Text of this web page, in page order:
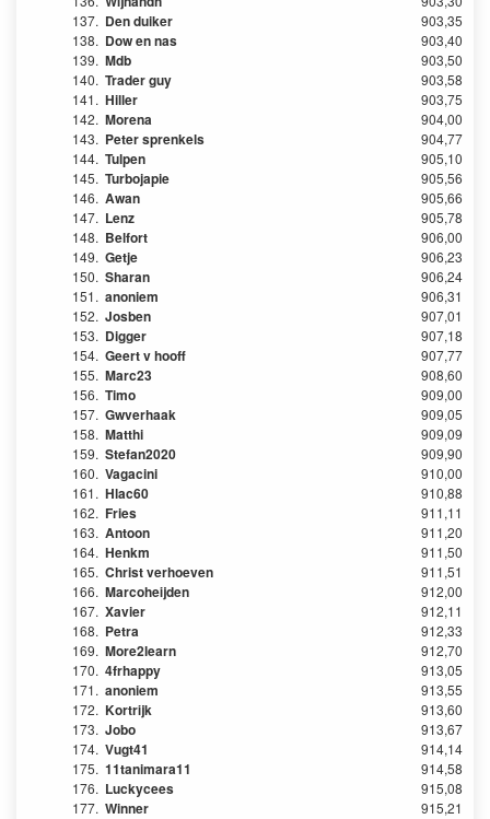
137. Den duiker
903,35
138. Dow en nas
903,40
139. Mdb
903,50
140. Trader guy
903,58
141. Hiller
903,75
142. Morena
904,00
143. Peter sprenkels
904,77
144. Tulpen
905,10
145. Turbojapie
905,56
146. Awan
905,66
147. Lenz
905,78
148. Belfort
906,00
149. Getje
906,23
150. Sharan
906,24
151. anoniem
906,31
152. Josben
907,01
153. Digger
907,18
154. Geert v hooff
907,77
155. Marc23
908,60
156. Timo
909,00
157. Gwverhaak
909,05
158. Matthi
909,09
159. Stefan2020
909,90
160. Vagacini
910,00
161. Hlac60
910,88
162. Fries
911,11
163. Antoon
911,20
164. Henkm
911,50
165. Christ verhoeven
911,51
166. Marcoheijden
912,00
167. Xavier
912,11
168. Petra
912,33
169. More2learn
912,70
170. 4frhappy
913,05
171. anoniem
913,55
172. Kortrijk
913,60
173. Jobo
913,67
174. Vugt41
914,14
175. 11tanimara11
914,58
176. Luckycees
915,08
177. Winner
915,21